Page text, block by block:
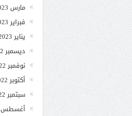
مارس 2023
فبراير 2023
يناير 2023
ديسمبر 2022
نوفمبر 2022
أكتوبر 2022
سبتمبر 2022
أغسطس 2022